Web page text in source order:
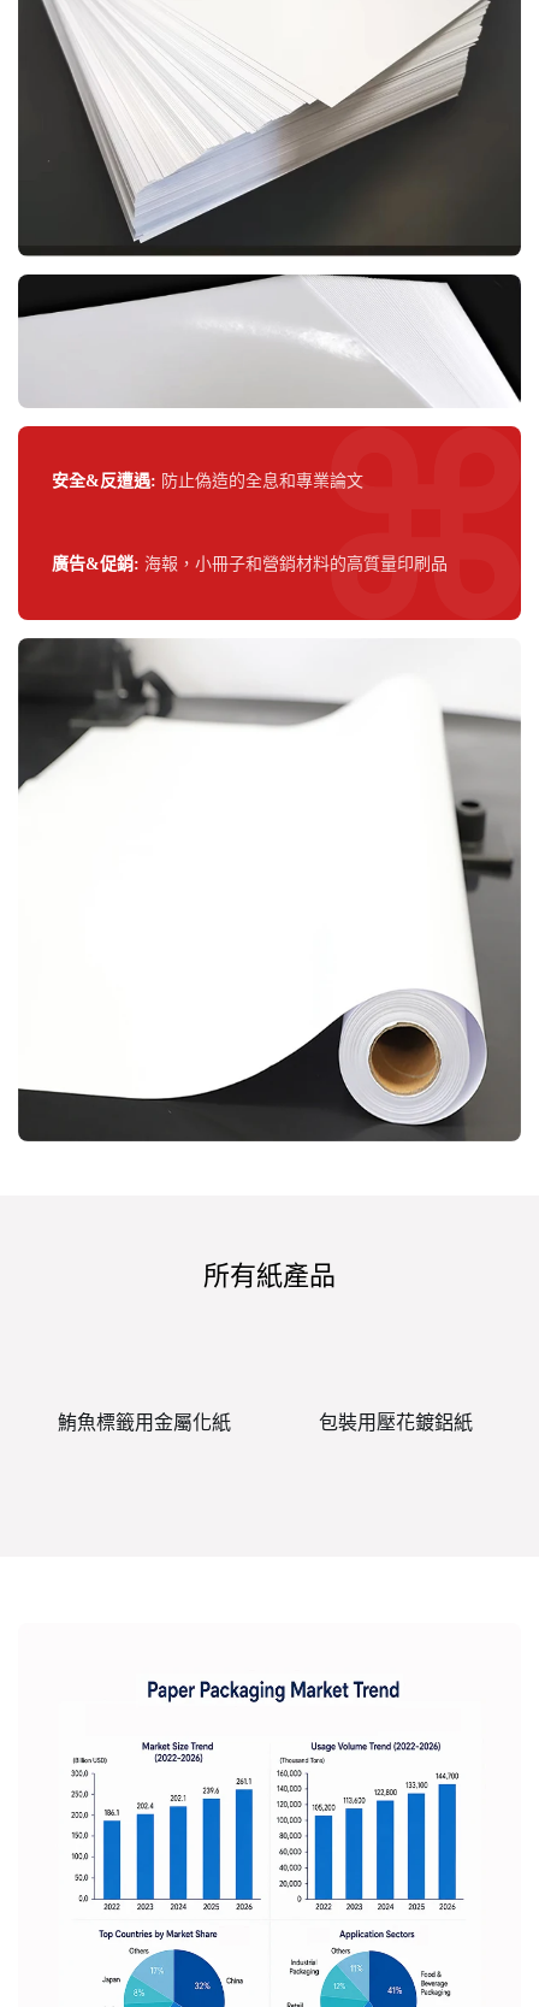
安全&反遭遇: 防止偽造的全息和專業論文
廣告&促銷: 海報，小冊子和營銷材料的高質量印刷品
所有紙產品
鮪魚標籤用金屬化紙 包裝用壓花鍍鋁紙